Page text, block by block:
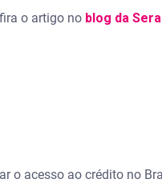
o artigo no blog da
o acesso ao crédito no